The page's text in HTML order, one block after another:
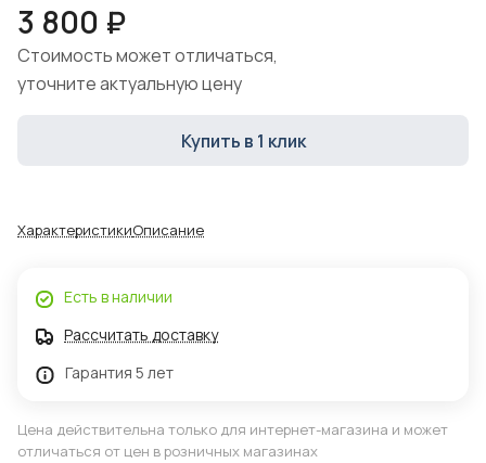
3 800 ₽
Стоимость может отличаться,
уточните актуальную цену
Купить в 1 клик
ХарактеристикиОписание
Есть в наличии
Рассчитать доставку
Гарантия 5 лет
Цена действительна только для интернет-магазина и может
отличаться от цен в розничных магазинах